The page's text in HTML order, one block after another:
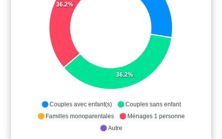
36.2%
36.2%
Couples avec enfant(s)
Couples sans enfant
Familles monoparentales
Ménages 1 personne
Autre